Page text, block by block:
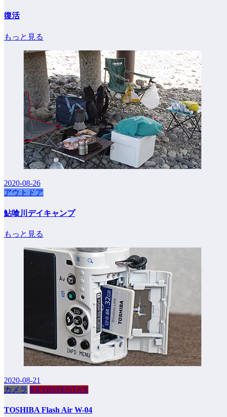
復活
もっと見る
2020-08-26
アウトドア
鮎喰川デイキャンプ
もっと見る
2020-08-21
カメラ RICOH/PENTAX
TOSHIBA Flash Air W-04